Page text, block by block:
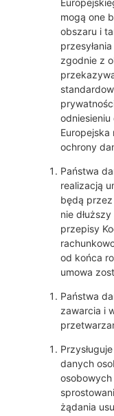
mogą one
obszaru i
zgodnie z
Europejska
ochrony
Państwa
realizacją
będą
nie
przepisy
od końca
umowa
Państwa
zawarcia i
danych
żądania